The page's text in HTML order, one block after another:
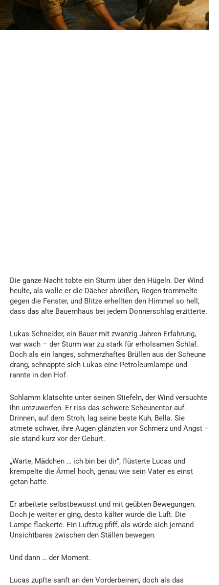
Die ganze Nacht tobte ein Sturm über den Hügeln. Der Wind
heulte, als wolle er die Dächer abreißen, Regen trommelte
gegen die Fenster, und Blitze erhellten den Himmel so hell,
dass das alte Bauernhaus bei jedem Donnerschlag erzitterte.
Lukas Schneider, ein Bauer mit zwanzig Jahren Erfahrung,
war wach – der Sturm war zu stark für erholsamen Schlaf.
Doch als ein langes, schmerzhaftes Brüllen aus der Scheune
drang, schnappte sich Lukas eine Petroleumlampe und
rannte in den Hof.
Schlamm klatschte unter seinen Stiefeln, der Wind versuchte
ihn umzuwerfen. Er riss das schwere Scheunentor auf.
Drinnen, auf dem Stroh, lag seine beste Kuh, Bella. Sie
atmete schwer, ihre Augen glänzten vor Schmerz und Angst –
sie stand kurz vor der Geburt.
„Warte, Mädchen … ich bin bei dir“, flüsterte Lucas und
krempelte die Ärmel hoch, genau wie sein Vater es einst
getan hatte.
Er arbeitete selbstbewusst und mit geübten Bewegungen.
Doch je weiter er ging, desto kälter wurde die Luft. Die
Lampe flackerte. Ein Luftzug pfiff, als würde sich jemand
Unsichtbares zwischen den Ställen bewegen.
Und dann … der Moment.
Lucas zupfte sanft an den Vorderbeinen, doch als das